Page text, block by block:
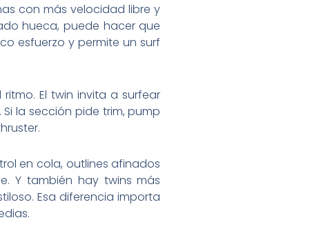
con más velocidad libre y
hueca, puede hacer que
esfuerzo y permite un surf
El twin invita a surfear
la sección pide trim, pump
en cola, outlines afinados
Y también hay twins más
Esa diferencia importa